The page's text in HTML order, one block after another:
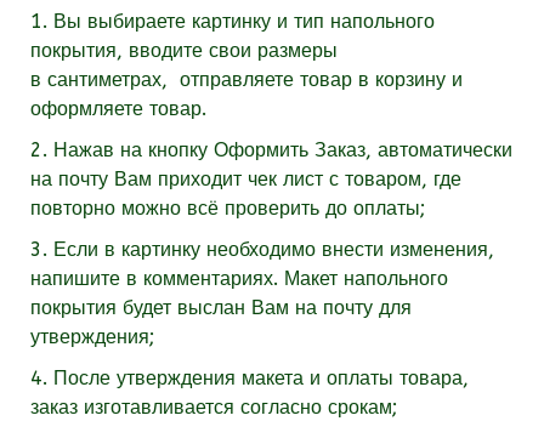
1. Вы выбираете картинку и тип напольного
покрытия, вводите свои размеры
в сантиметрах, отправляете товар в корзину и
оформляете товар.
2. Нажав на кнопку Оформить Заказ, автоматически
на почту Вам приходит чек лист с товаром, где
повторно можно всё проверить до оплаты;
3. Если в картинку необходимо внести изменения,
напишите в комментариях. Макет напольного
покрытия будет выслан Вам на почту для
утверждения;
4. После утверждения макета и оплаты товара,
заказ изготавливается согласно срокам;